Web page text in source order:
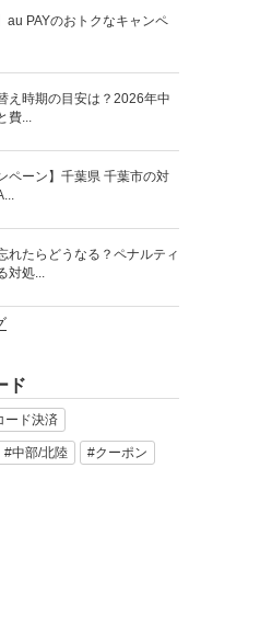
au PAYのおトクなキャンペ
え時期の目安は？2026年中
...
ペーン】千葉県 千葉市の対
れたらどうなる？ペナルティ
対処...
ド
ード決済
#中部/北陸 #クーポン